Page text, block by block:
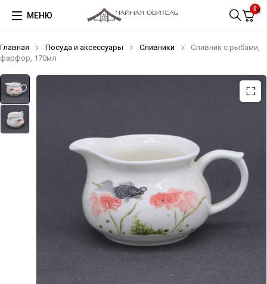
МЕНЮ
0
Главная Посуда и аксессуары Сливники
Сливник с рыбами,
фарфор, 170мл